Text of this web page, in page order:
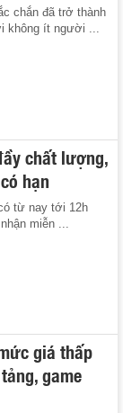
chắn đã trở thành
không ít người ...
chất lượng,
hạn
từ nay tới 12h
miễn ...
giá thấp
game